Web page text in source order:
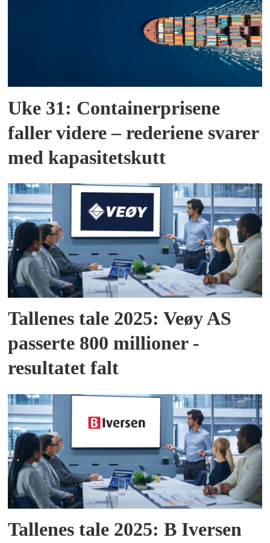
Uke 31: Containerprisene
faller videre – rederiene svarer
med kapasitetskutt
Tallenes tale 2025: Veøy AS
passerte 800 millioner -
resultatet falt
Tallenes tale 2025: B Iversen